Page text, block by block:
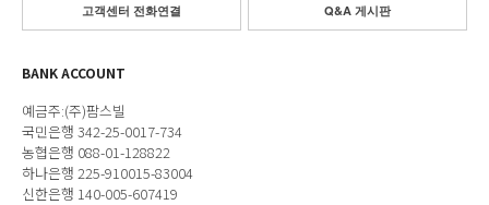
고객센터 전화연결 Q&A 게시판
BANK ACCOUNT
예금주:(주)팜스빌
국민은행 342-25-0017-734
농협은행 088-01-128822
하나은행 225-910015-83004
신한은행 140-005-607419